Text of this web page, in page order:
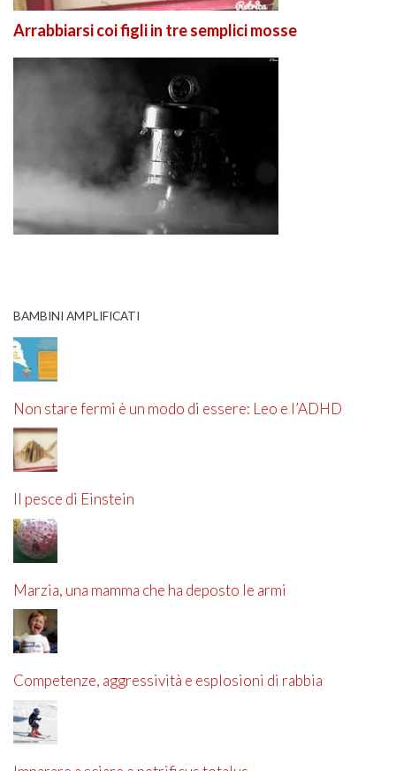
Arrabbiarsi coi figli in tre semplici mosse
BAMBINI AMPLIFICATI
Non stare fermi è un modo di essere: Leo e l’ADHD
Il pesce di Einstein
Marzia, una mamma che ha deposto le armi
Competenze, aggressività e esplosioni di rabbia